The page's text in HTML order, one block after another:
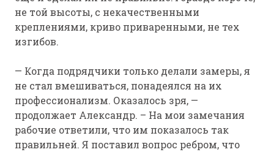
не той высоты, с некачественными
креплениями, криво приваренными, не тех
изгибов.
— Когда подрядчики только делали замеры, я
не стал вмешиваться, понадеялся на их
профессионализм. Оказалось зря, —
продолжает Александр. – На мои замечания
рабочие ответили, что им показалось так
правильней. Я поставил вопрос ребром, что